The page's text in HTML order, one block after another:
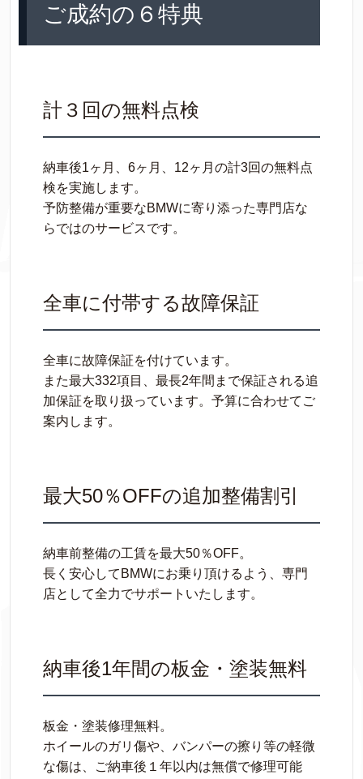
ご成約の６特典
計３回の無料点検
納車後1ヶ月、6ヶ月、12ヶ月の計3回の無料点
検を実施します。
予防整備が重要なBMWに寄り添った専門店な
らではのサービスです。
全車に付帯する故障保証
全車に故障保証を付けています。
また最大332項目、最長2年間まで保証される追
加保証を取り扱っています。予算に合わせてご
案内します。
最大50％OFFの追加整備割引
納車前整備の工賃を最大50％OFF。
長く安心してBMWにお乗り頂けるよう、専門
店として全力でサポートいたします。
納車後1年間の板金・塗装無料
板金・塗装修理無料。
ホイールのガリ傷や、バンパーの擦り等の軽微
な傷は、ご納車後１年以内は無償で修理可能